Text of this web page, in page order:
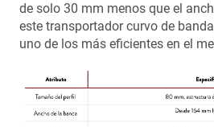
de solo 30 mm menos que el
este transportador curvo de
uno de los más eficientes en el